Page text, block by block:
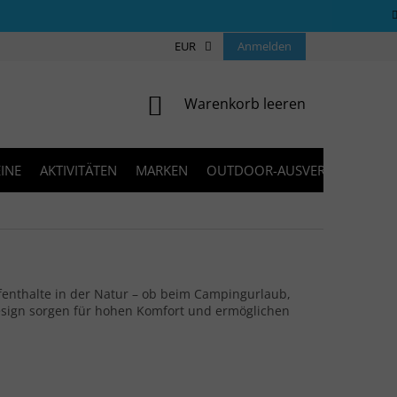
KONTAKT FAQ
EUR Anmelden
WARENKORB
Warenkorb leeren
AKTIVITÄTEN MARKEN OUTDOOR-AUSVERKAUF
in der Natur – ob beim Campingurlaub,
sorgen für hohen Komfort und ermöglichen